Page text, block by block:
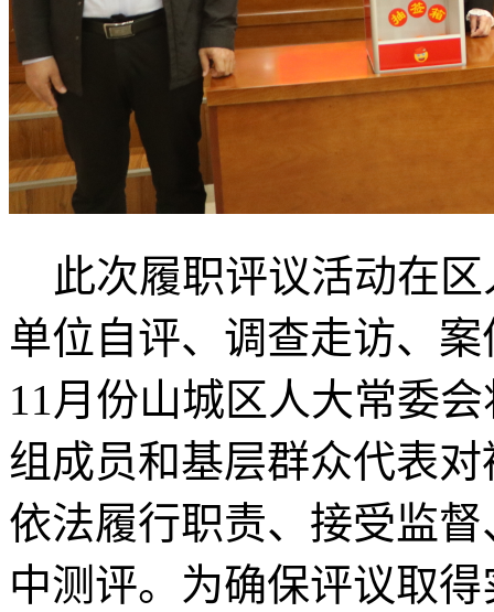
此次履职评议活动在区
单位自评、调查走访、
11月份山城区人大常委
组成员和基层群众代表
依法履行职责、接受监
中测评。为确保评议取